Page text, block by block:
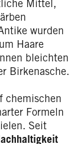
Mittel,
wurden
Haare
bleichten
Birkenasche.
chemischen
Formeln
Seit